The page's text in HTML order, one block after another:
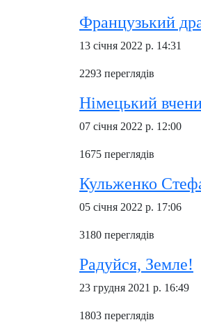
Французький
13 січня 2022 р. 14:31
2293 переглядів
Німецький
07 січня 2022 р. 12:00
1675 переглядів
Кульженко
05 січня 2022 р. 17:06
3180 переглядів
Радуйся, Земле!
23 грудня 2021 р. 16:49
1803 переглядів